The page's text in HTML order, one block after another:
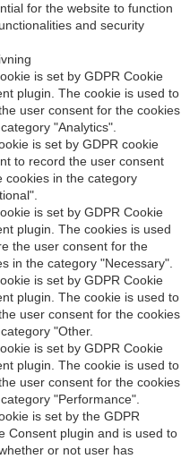
for the website to function
and security
is set by GDPR Cookie
plugin. The cookie is used to
user consent for the cookies
"Analytics".
is set by GDPR cookie
to record the user consent
cookies in the category
is set by GDPR Cookie
plugin. The cookies is used
the user consent for the
in the category "Necessary".
is set by GDPR Cookie
plugin. The cookie is used to
user consent for the cookies
"Other.
is set by GDPR Cookie
plugin. The cookie is used to
user consent for the cookies
"Performance".
is set by the GDPR
Consent plugin and is used to
or not user has